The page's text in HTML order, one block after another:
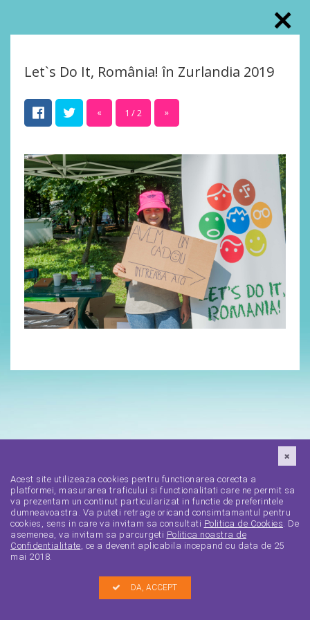
Let`s Do It, România! în Zurlandia 2019
« 1 / 2 »
Acest site utilizeaza cookies pentru functionarea corecta a
platformei, masurarea traficului si functionalitati care ne permit sa
va prezentam un continut particularizat in functie de preferintele
dumneavoastra. Va puteti retrage oricand consimtamantul pentru
cookies, sens in care va invitam sa consultati Politica de Cookies. De
asemenea, va invitam sa parcurgeti Politica noastra de
Confidentialitate, ce a devenit aplicabila incepand cu data de 25
mai 2018.
DA, ACCEPT